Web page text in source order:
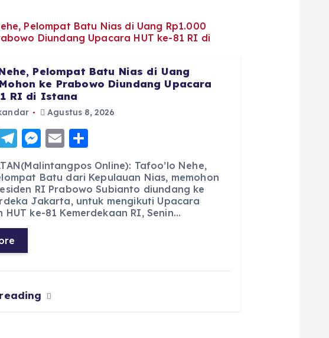
Pelompat Batu Nias di Uang
ke Prabowo Diundang Upacara
RI di Istana
Agustus 8, 2026
T
el
e
g
r
a
m
M
e
ss
e
n
E
ai
l
h
a
re
Online): Tafoo’lo Nehe,
Batu dari Kepulauan Nias, memohon
RI Prabowo Subianto diundang ke
Jakarta, untuk mengikuti Upacara
HUT ke-81 Kemerdekaan RI, Senin…